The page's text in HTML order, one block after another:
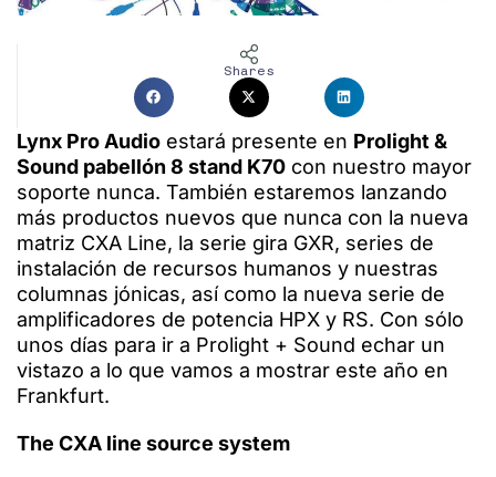
Shares
Lynx Pro Audio estará presente en Prolight &
Sound pabellón 8 stand K70 con nuestro mayor
soporte nunca. También estaremos lanzando
más productos nuevos que nunca con la nueva
matriz CXA Line, la serie gira GXR, series de
instalación de recursos humanos y nuestras
columnas jónicas, así como la nueva serie de
amplificadores de potencia HPX y RS. Con sólo
unos días para ir a Prolight + Sound echar un
vistazo a lo que vamos a mostrar este año en
Frankfurt.
The CXA line source system